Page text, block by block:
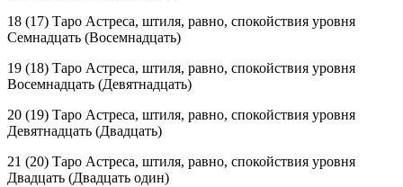
18 (17) Таро Астреса, штиля, равно, спокойствия уровня
Семнадцать (Восемнадцать)
19 (18) Таро Астреса, штиля, равно, спокойствия уровня
Восемнадцать (Девятнадцать)
20 (19) Таро Астреса, штиля, равно, спокойствия уровня
Девятнадцать (Двадцать)
21 (20) Таро Астреса, штиля, равно, спокойствия уровня
Двадцать (Двадцать один)